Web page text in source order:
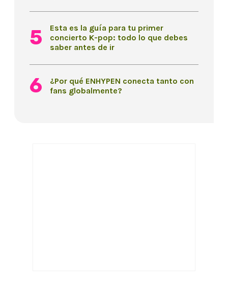
Esta es la guía para tu primer
concierto K-pop: todo lo que debes
saber antes de ir
¿Por qué ENHYPEN conecta tanto con
fans globalmente?